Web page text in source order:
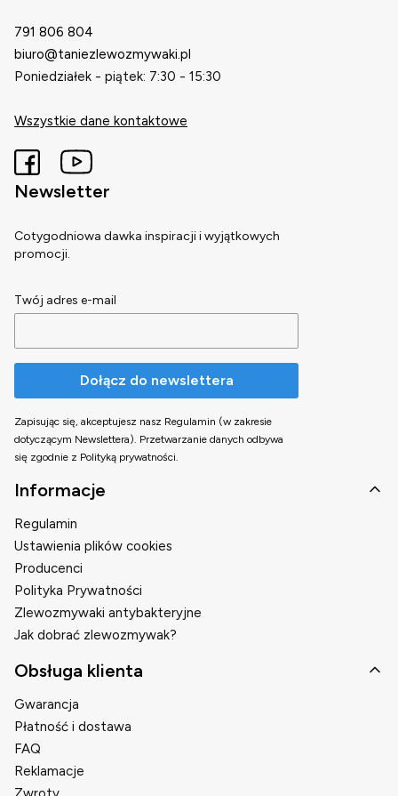
791 806 804
biuro@taniezlewozmywaki.pl
Poniedziałek - piątek: 7:30 - 15:30
Wszystkie dane kontaktowe
Newsletter
Cotygodniowa dawka inspiracji i wyjątkowych
promocji.
Twój adres e-mail
Dołącz do newslettera
Zapisując się, akceptujesz nasz Regulamin (w zakresie
dotyczącym Newslettera). Przetwarzanie danych odbywa
się zgodnie z Polityką prywatności.
Linki w stopce
Informacje
Regulamin
Ustawienia plików cookies
Producenci
Polityka Prywatności
Zlewozmywaki antybakteryjne
Jak dobrać zlewozmywak?
Obsługa klienta
Gwarancja
Płatność i dostawa
FAQ
Reklamacje